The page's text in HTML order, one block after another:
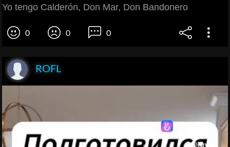
Yo tengo Calderón, Don Mar, Don Bandonero
0 0 0
ROFL